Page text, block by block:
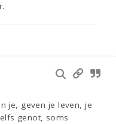
je, geven je leven, je
genot, soms